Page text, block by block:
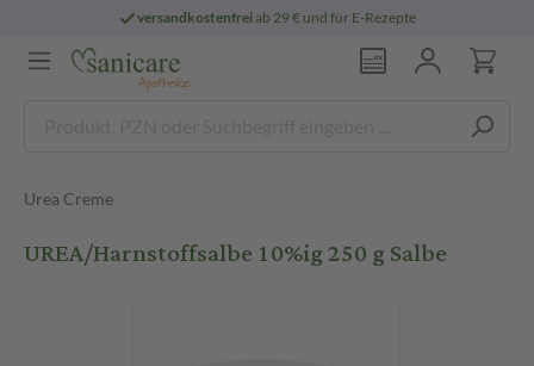
versandkostenfreiab 29 € und für E-Rezepte
Urea Creme
UREA/Harnstoffsalbe 10%ig 250 g Salbe